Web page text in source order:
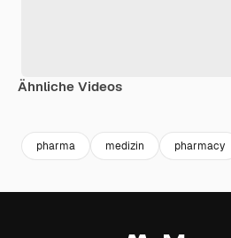
Ähnliche Videos
pharma medizin pharmacy